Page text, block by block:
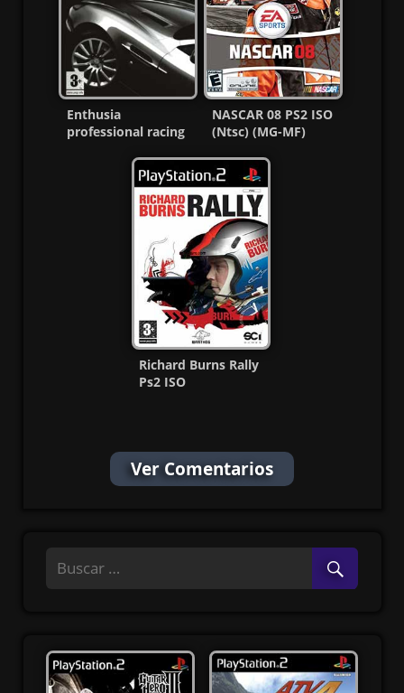
Enthusia
professional racing
(Esp/Multi)
NASCAR 08 PS2 ISO
(Ntsc) (MG-MF)
Richard Burns Rally
Ps2 ISO
Ver Comentarios